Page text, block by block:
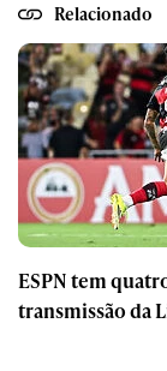
Relacionado
ESPN tem
transmissão da